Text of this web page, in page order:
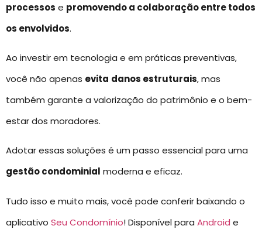
processos e promovendo a colaboração entre todos
os envolvidos.
Ao investir em tecnologia e em práticas preventivas,
você não apenas evita danos estruturais, mas
também garante a valorização do patrimônio e o bem-
estar dos moradores.
Adotar essas soluções é um passo essencial para uma
gestão condominial moderna e eficaz.
Tudo isso e muito mais, você pode conferir baixando o
aplicativo Seu Condomínio! Disponível para Android e